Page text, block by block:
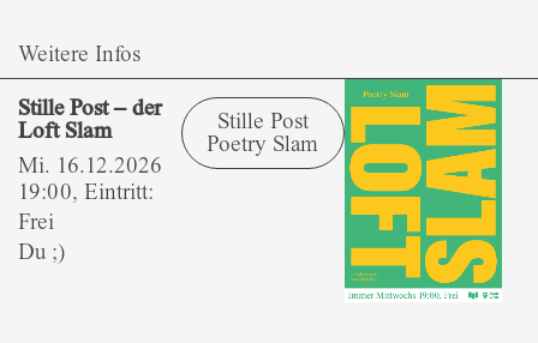
Weitere Infos
Stille Post – der
Loft Slam
Mi. 16.12.2026
19:00, Eintritt:
Frei
Du ;)
Stille Post
Poetry Slam